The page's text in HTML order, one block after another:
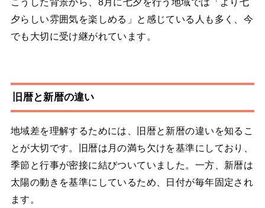
夕らしい雰囲気を楽しめる」と感じている人も多く、今
でも大切に受け継がれています。
旧暦と新暦の違い
地域差を理解するためには、旧暦と新暦の違いを知るこ
とが大切です。旧暦は月の満ち欠けを基準にしており、
季節と行事が密接に結びついていました。一方、新暦は
太陽の動きを基準にしているため、日付が毎年固定され
ます。